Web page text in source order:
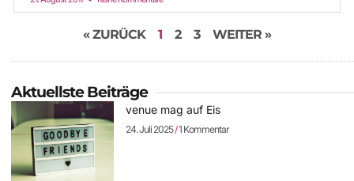
« ZURÜCK 1 2 3 WEITER »
Aktuellste Beiträge
venue mag auf Eis
24. Juli 2025 1 Kommentar